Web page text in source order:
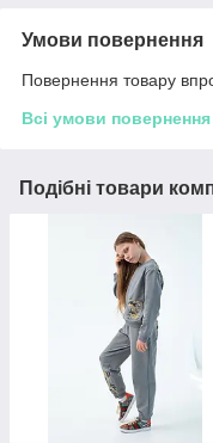
Умови повернення
Повернення товару
Всі умови повернення
Подібні товари